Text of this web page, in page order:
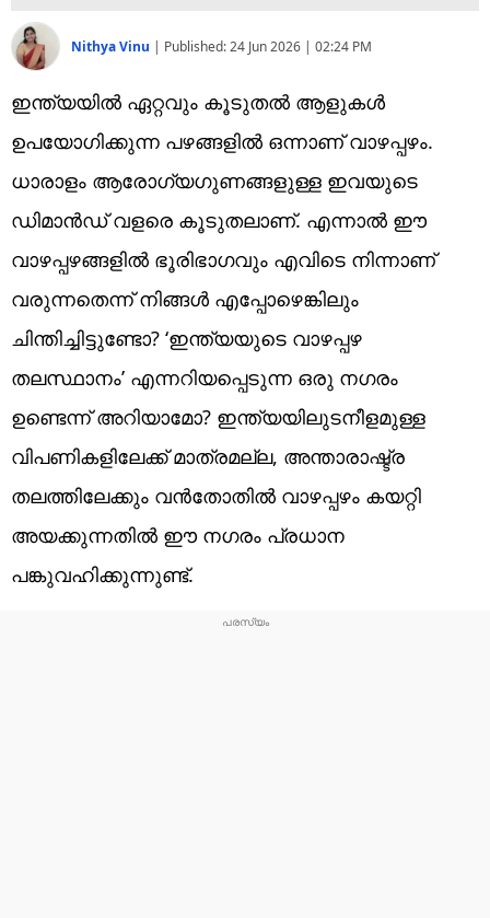
Nithya Vinu | Published:24 Jun 2026 | 02:24 PM
ഇന്ത്യയിൽ ഏറ്റവും കൂടുതൽ ആളുകൾ
ഉപയോഗിക്കുന്ന പഴങ്ങളിൽ ഒന്നാണ് വാഴപ്പഴം.
ധാരാളം ആരോഗ്യഗുണങ്ങളുള്ള ഇവയുടെ
ഡിമാൻഡ് വളരെ കൂടുതലാണ്. എന്നാൽ ഈ
വാഴപ്പഴങ്ങളിൽ ഭൂരിഭാഗവും എവിടെ നിന്നാണ്
വരുന്നതെന്ന് നിങ്ങൾ എപ്പോഴെങ്കിലും
ചിന്തിച്ചിട്ടുണ്ടോ? ‘ഇന്ത്യയുടെ വാഴപ്പഴ
തലസ്ഥാനം’ എന്നറിയപ്പെടുന്ന ഒരു നഗരം
ഉണ്ടെന്ന് അറിയാമോ? ഇന്ത്യയിലുടനീളമുള്ള
വിപണികളിലേക്ക് മാത്രമല്ല, അന്താരാഷ്ട്ര
തലത്തിലേക്കും വൻതോതിൽ വാഴപ്പഴം കയറ്റി
അയക്കുന്നതിൽ ഈ നഗരം പ്രധാന
പങ്കുവഹിക്കുന്നുണ്ട്.